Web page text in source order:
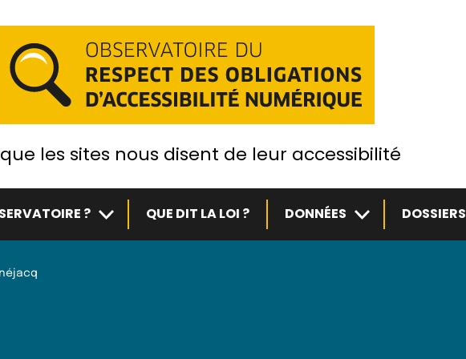
les sites nous disent de leur accessibilité
? Sous-menuQUE DIT LA LOI ? DONNÉES Sous-menuDOSSIERS